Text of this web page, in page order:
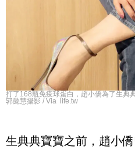
打了168瓶免疫球蛋白，趙小僑為了生典
郭懿慧攝影 / Via life.tw
生典典寶寶之前，趙小